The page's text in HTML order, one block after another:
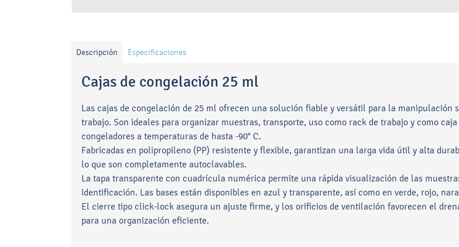
Descripción Especificaciones
Cajas de congelación 25 ml
Las cajas de congelación de 25 ml ofrecen una solución fiable y versátil para la manipulación
trabajo. Son ideales para organizar muestras, transporte, uso como rack de trabajo y como
congeladores a temperaturas de hasta -90° C.
Fabricadas en polipropileno (PP) resistente y flexible, garantizan una larga vida útil y alta
lo que son completamente autoclavables.
La tapa transparente con cuadrícula numérica permite una rápida visualización de las
identificación. Las bases están disponibles en azul y transparente, así como en verde, rojo,
El cierre tipo click-lock asegura un ajuste firme, y los orificios de ventilación favorecen el
para una organización eficiente.